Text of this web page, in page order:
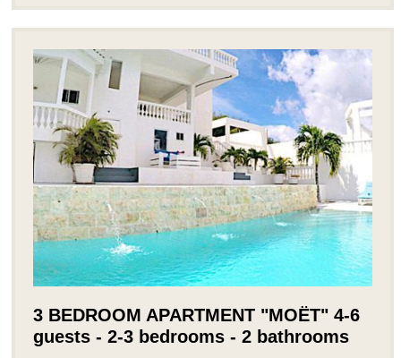
3 BEDROOM APARTMENT "MOËT" 4-6
guests - 2-3 bedrooms - 2 bathrooms